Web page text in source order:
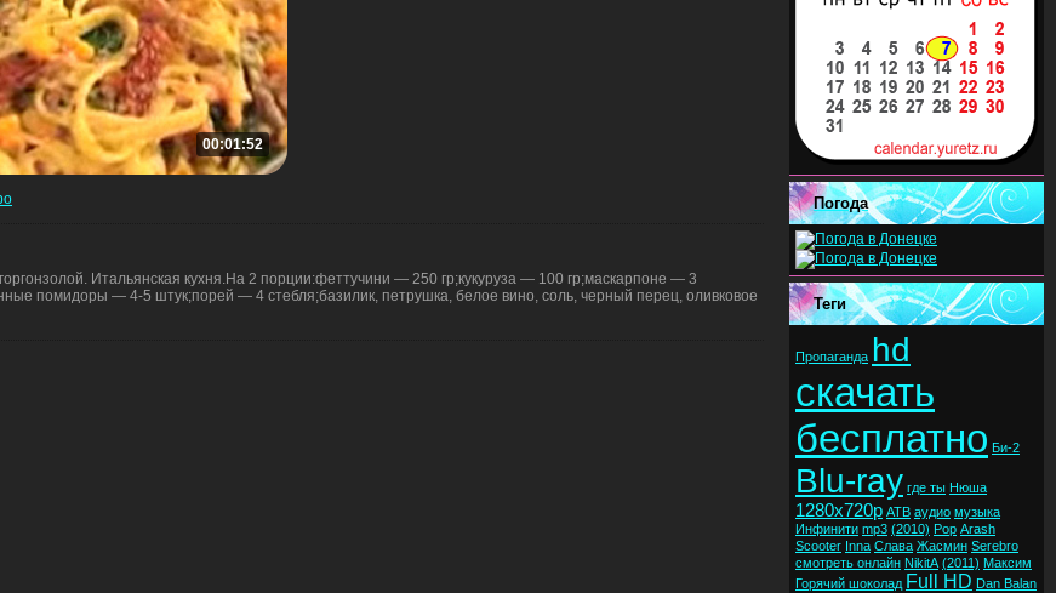
00:01:52
Итальянская кухня.На 2 порции:феттучини — 250 гр;кукуруза — 100 гр;маскарпоне — 3
помидоры — 4-5 штук;порей — 4 стебля;базилик, петрушка, белое вино, соль, черный перец, оливковое
Погода
Теги
Пропаганда hd
скачать
бесплатно Би-2
Blu-ray где ты Нюша
1280x720p ATB аудио музыка
Инфинити mp3 (2010) Pop Arash
Scooter Inna Слава Жасмин Serebro
смотреть онлайн NikitA (2011) Максим
Горячий шоколад Full HD Dan Balan